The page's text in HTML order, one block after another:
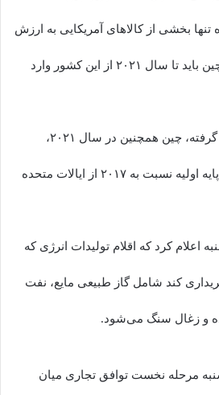
تنها بخشی از کالاهای آمریکایی به ارزش
۲۰۰ میلیارد دلار است که چین باید تا سال ۲۰۲۱ از این کشور وارد
طبق توافق تجاری صورت گرفته، چین همچنین در سال ۲۰۲۱،
۹میلیارد دلار بالاتر از مبلغ پایه اولیه نسبت به ۲۰۱۷ از ایالات متحده
اعلام کرد که اقلام تولیدات انرژی که
آینده خریداری کند شامل گاز طبیعی مایع، نفت
و زغال سنگ می‌شود.
مرحله نخست توافق تجاری میان